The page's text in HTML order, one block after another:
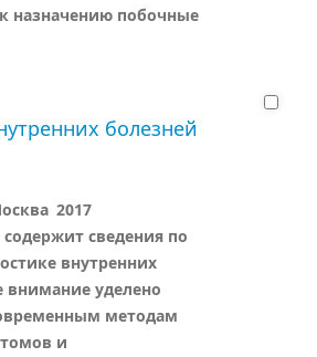
назначению побочные
болезней
2017
сведения по
внутренних
внимание уделено
методам
и